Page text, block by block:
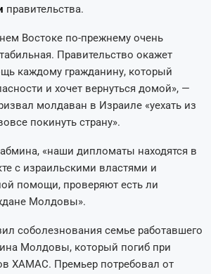
правительства.
Востоке по-прежнему очень
Правительство окажет
каждому гражданину, который
и хочет вернуться домой», —
молдаван в Израиле «уехать из
покинуть страну».
«наши дипломаты находятся в
с израильскими властями и
помощи, проверяют есть ли
Молдовы».
соболезнования семье работавшего
Молдовы, который погиб при
ХАМАС. Премьер потребовал от